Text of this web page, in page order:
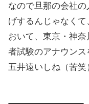
なので旦那の会社
げするんじゃなく
おいて、東京・神
者試験のアナウンス
五井遠いしね（苦笑